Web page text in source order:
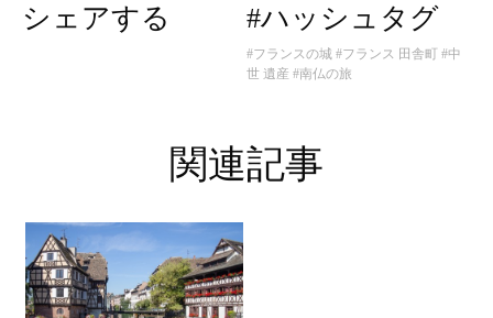
シェアする #ハッシュタグ
#フランスの城 #フランス 田舎町 #中
世 遺産 #南仏の旅
関連記事